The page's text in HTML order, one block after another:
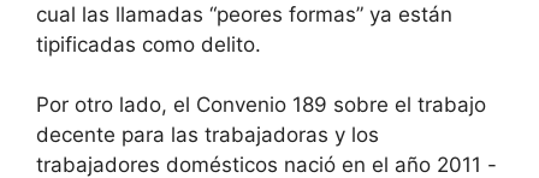
cual las llamadas “peores formas” ya están
tipificadas como delito.
Por otro lado, el Convenio 189 sobre el trabajo
decente para las trabajadoras y los
trabajadores domésticos nació en el año 2011 -